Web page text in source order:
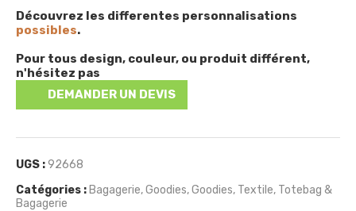
Découvrez les differentes personnalisations
possibles.
Pour tous design, couleur, ou produit différent,
n'hésitez pas
DEMANDER UN DEVIS
UGS :92668
Catégories : Bagagerie,Goodies,Goodies, Textile, Totebag &
Bagagerie